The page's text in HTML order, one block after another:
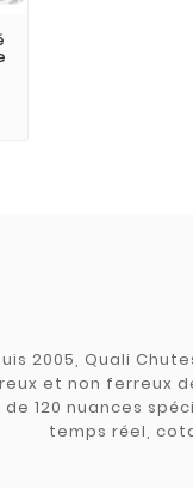
2005, Quali
et non ferreux
de 120 nuances
temps réel,